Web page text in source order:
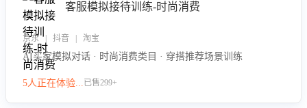
客服模拟接待训练-时尚消费
京东 | 抖音 | 淘宝
AI买家模拟对话 · 时尚消费类目 · 穿搭推荐场景训练
5人正在体验...已售299+